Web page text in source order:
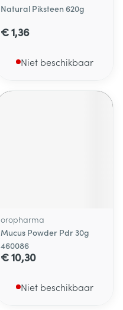
Natural Piksteen 620g
€ 1,36
Niet beschikbaar
oropharma
Mucus Powder Pdr 30g
460086
€ 10,30
Niet beschikbaar